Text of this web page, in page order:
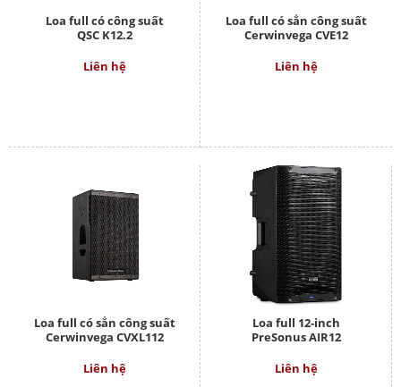
Loa full có công suất
QSC K12.2
Liên hệ
Loa full có sẳn công suất
Cerwinvega CVE12
Liên hệ
Loa full có sẳn công suất
Cerwinvega CVXL112
Liên hệ
Loa full 12-inch
PreSonus AIR12
Liên hệ